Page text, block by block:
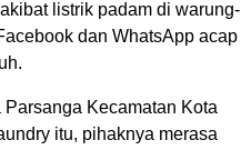
listrik padam di warung-
dan WhatsApp acap
Kecamatan Kota
itu, pihaknya merasa